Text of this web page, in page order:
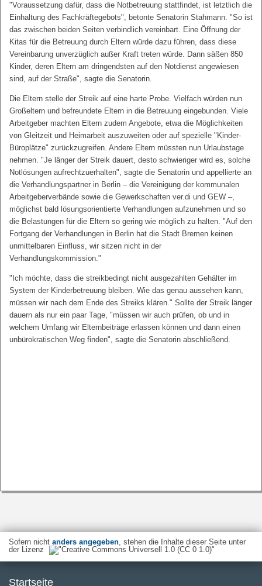
"Voraussetzung dafür, dass die Notbetreuung stattfindet, ist letztlich die
Einhaltung des Fachkräftegebots", betonte Senatorin Stahmann. "So ist
das zwischen beiden Seiten verbindlich vereinbart. Eine Öffnung der
Kitas für die Betreuung durch Eltern würde dazu führen, dass diese
Vereinbarung unverzüglich außer Kraft treten würde. Dann säßen 850
Kinder, deren Eltern am dringendsten auf den Notdienst angewiesen
sind, auf der Straße", sagte die Senatorin.
Die Eltern stelle der Streik auf eine harte Probe. Vielfach würden nun
Großeltern und befreundete Eltern in die Betreuung eingebunden. Viele
Arbeitgeber machten Eltern zudem Angebote, etwa die Möglichkeiten
von Gleitzeit und Heimarbeit auszuweiten oder auf spezielle "Kinder-
Büroplätze" zurückzugreifen. Andere Eltern müssten nun Urlaubstage
nehmen. "Je länger der Streik dauert, desto schwieriger wird es, solche
Notlösungen aufrechtzuerhalten", sagte die Senatorin und appellierte an
die Verhandlungspartner in Berlin – die Vereinigung der kommunalen
Arbeitgeberverbände sowie die Gewerkschaften ver.di und GEW –,
möglichst bald lösungsorientierte Verhandlungen aufzunehmen und so
die Belastungen für die Eltern so gering wie möglich zu halten. "Auf den
Fortgang der Verhandlungen in Berlin hat die Stadt Bremen keinen
unmittelbaren Einfluss, wir sitzen nicht in der
Verhandlungskommission."
"Ich möchte, dass die streikbedingt nicht ausgezahlten Gehälter im
System der Kinderbetreuung bleiben. Wie das genau aussehen kann,
müssen wir nach dem Ende des Streiks klären." Sollte der Streik länger
dauern als nur ein paar Tage, "müssen wir auch prüfen, ob und in
welchem Umfang wir Elternbeiträge erlassen können und dann einen
unbürokratischen Weg finden", sagte die Senatorin abschließend.
Sofern nicht anders angegeben, stehen die Inhalte dieser Seite unter
der Lizenz
Startseite